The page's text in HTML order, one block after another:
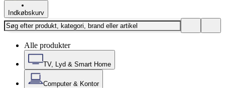
Indkøbskurv
Alle produkter
TV, Lyd & Smart Home
Computer & Kontor